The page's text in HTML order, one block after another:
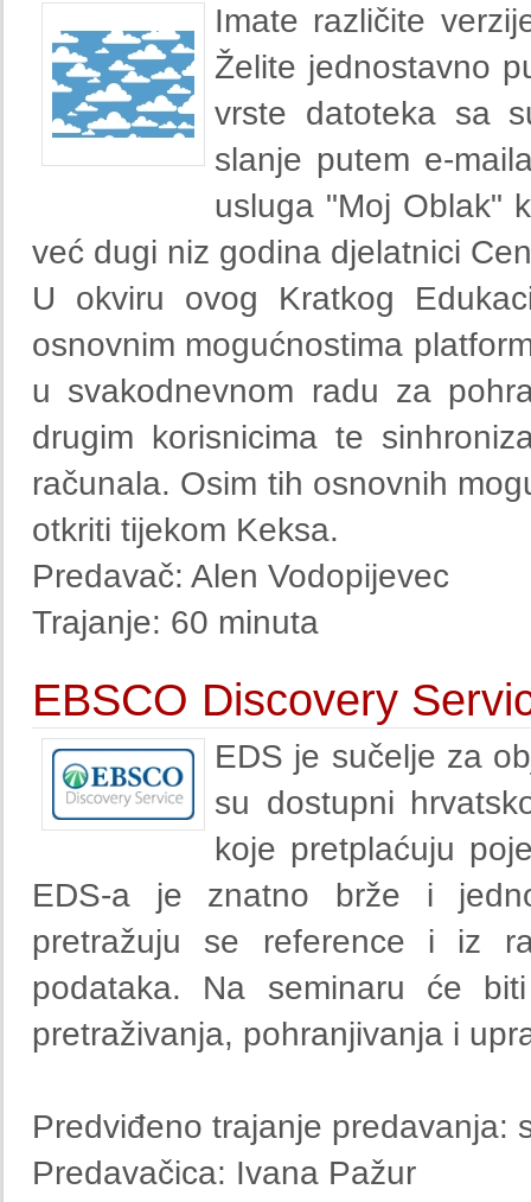
Imate različite
Želite jednostavno
vrste datoteka sa
slanje putem e-
usluga "Moj Oblak"
već dugi niz godina djelatnici
U okviru ovog Kratkog
osnovnim mogućnostima
u svakodnevnom radu za
drugim korisnicima te
računala. Osim tih osnovnih
otkriti tijekom Keksa.
Predavač: Alen Vodopijevec
Trajanje: 60 minuta
EBSCO Discovery
EDS je sučelje za
su dostupni
koje pretplaćuju
EDS-a je znatno brže i
pretražuju se reference i iz
podataka. Na seminaru će
pretraživanja, pohranjivanja i
Predviđeno trajanje predavanja:
Predavačica: Ivana Pažur